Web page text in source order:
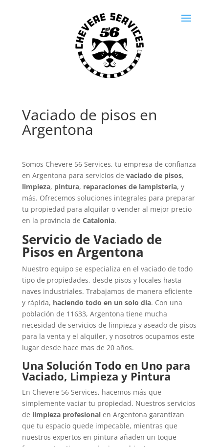
Vaciado de pisos en
Argentona
Somos Chevere 56 Services, tu empresa de confianza
en Argentona para servicios de vaciado de pisos,
limpieza, pintura, reparaciones de lampistería, y
más. Ofrecemos soluciones integrales para preparar
tu propiedad para alquilar o vender al mejor precio
en la provincia de Catalonia.
Servicio de Vaciado de
Pisos en Argentona
Nuestro equipo se especializa en el vaciado de todo
tipo de propiedades, desde pisos y locales hasta
naves industriales. Trabajamos de manera eficiente
y rápida, haciendo todo en un solo día. Con una
población de 11633, Argentona tiene mucha
necesidad de servicios de limpieza y aseado de pisos
para la venta y el alquiler, y nosotros ocupamos este
lugar desde hace mas de 20 años.
Una Solución Todo en Uno para
Vaciado, Limpieza y Pintura
En Chevere 56 Services, hacemos más que
simplemente vaciar tu propiedad. Nuestros servicios
de limpieza profesionalen Argentona garantizan
que tu espacio quede impecable, mientras que
nuestros expertos en pintura añaden un toque